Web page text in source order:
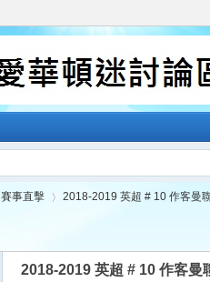
賽事直擊
›
2018-2019 英超 # 10 作客曼
2018-2019 英超 # 10 作客曼